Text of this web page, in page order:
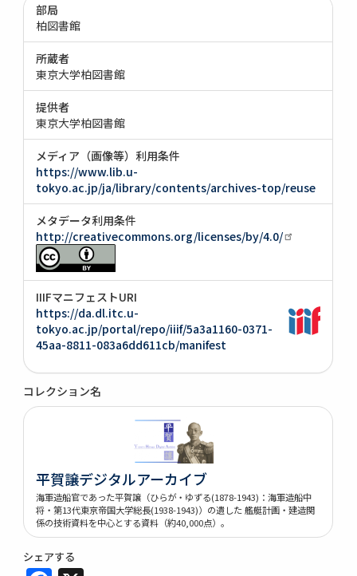
部局
柏図書館
所蔵者
東京大学柏図書館
提供者
東京大学柏図書館
メディア（画像等）利用条件
https://www.lib.u-
tokyo.ac.jp/ja/library/contents/archives-top/reuse
メタデータ利用条件
http://creativecommons.org/licenses/by/4.0/
IIIFマニフェストURI
https://da.dl.itc.u-
tokyo.ac.jp/portal/repo/iiif/5a3a1160-0371-
45aa-8811-083a6dd611cb/manifest
コレクション名
平賀譲デジタルアーカイブ
海軍造船官であった平賀譲（ひらが・ゆずる(1878-1943)：海軍造船中
将・第13代東京帝国大学総長(1938-1943)）の遺した 艦艇計画・建造関
係の技術資料を中心とする資料（約40,000点）。
シェアする